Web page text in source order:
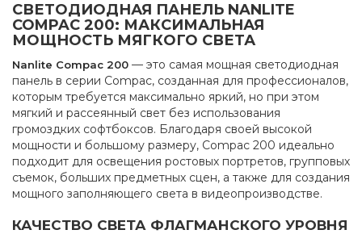
СВЕТОДИОДНАЯ ПАНЕЛЬ NANLITE
COMPAC 200: МАКСИМАЛЬНАЯ
МОЩНОСТЬ МЯГКОГО СВЕТА
Nanlite Compac 200 — это самая мощная светодиодная
панель в серии Compac, созданная для профессионалов,
которым требуется максимально яркий, но при этом
мягкий и рассеянный свет без использования
громоздких софтбоксов. Благодаря своей высокой
мощности и большому размеру, Compac 200 идеально
подходит для освещения ростовых портретов, групповых
съемок, больших предметных сцен, а также для создания
мощного заполняющего света в видеопроизводстве.
КАЧЕСТВО СВЕТА ФЛАГМАНСКОГО УРОВНЯ